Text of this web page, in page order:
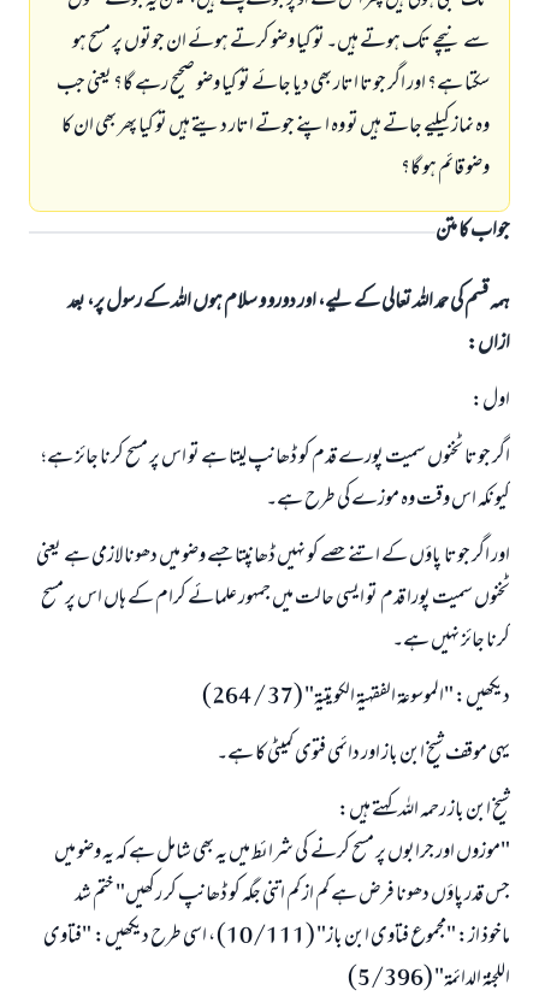
سے نیچے تک ہوتے ہیں۔ تو کیا وضو کرتے ہوئے ان جوتوں پر مسح ہو
سکتا ہے؟ اور اگر جوتا اتار بھی دیا جائے تو کیا وضو صحیح رہے گا؟ یعنی جب
وہ نماز کیلیے جاتے ہیں تو وہ اپنے جوتے اتار دیتے ہیں تو کیا پھر بھی ان کا
وضو قائم ہو گا؟
جواب کا متن
ہمہ قسم کی حمد اللہ تعالی کے لیے، اور دورو و سلام ہوں اللہ کے رسول پر، بعد
ازاں:
اول:
اگر جوتا ٹخنوں سمیت پورے قدم کو ڈھانپ لیتا ہے تو اس پر مسح کرنا جائز ہے؛
کیونکہ اس وقت وہ موزے کی طرح ہے۔
اور اگر جوتا پاؤں کے اتنے حصے کو نہیں ڈھانپتا جسے وضو میں دھونا لازمی ہے یعنی
ٹخنوں سمیت پورا قدم تو ایسی حالت میں جمہور علمائے کرام کے ہاں اس پر مسح
کرنا جائز نہیں ہے۔
دیکھیں: "الموسوعة الفقهية الكويتية" (37 / 264)
یہی موقف شیخ ابن باز اور دائمی فتوی کمیٹی کا ہے۔
شیخ ابن باز رحمہ اللہ کہتے ہیں:
"موزوں اور جرابوں پر مسح کرنے کی شرائط میں یہ بھی شامل ہے کہ یہ وضو میں
جس قدر پاؤں دھونا فرض ہے کم از کم اتنی جگہ کو ڈھانپ کر رکھیں" ختم شد
ماخوذ از: "مجموع فتاوى ابن باز" (10/111) ، اسی طرح دیکھیں: "فتاوى
اللجنة الدائمة" (5/396)